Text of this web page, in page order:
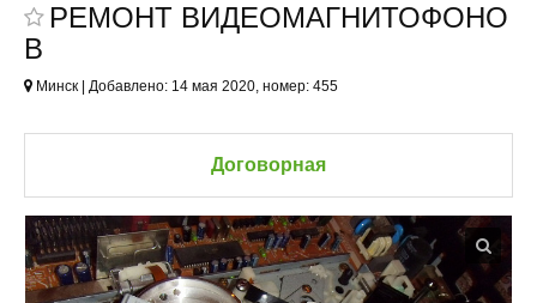
РЕМОНТ ВИДЕОМАГНИТОФОНО
В
Минск | Добавлено: 14 мая 2020, номер: 455
Договорная